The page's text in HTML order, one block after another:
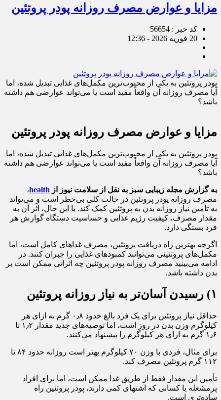
مزایا و عوارض مصرف روزانه پودر پروتئین
کد خبر : 56654
20 فوریه 2026 - 12:36
پودر پروتئین به یکی از محبوب‌ترین مکمل‌های غذایی تبدیل شده، اما
آیا مصرف روزانه آن واقعاً مفید است یا می‌تواند عوارضی هم داشته
باشد؟
مزایا و عوارض مصرف روزانه پودر پروتئین
پودر پروتئین به یکی از محبوب‌ترین مکمل‌های غذایی تبدیل شده، اما
آیا مصرف روزانه آن واقعاً مفید است یا می‌تواند عوارضی هم داشته
باشد؟
به گزارش مجله زیبایی سبز به نقل از سلامت نیوز از health،
مصرف روزانه پودر پروتئین در حالت کلی بی‌خطر است و می‌تواند
به تأمین نیاز روزانه بدن به پروتئین کمک کند. با این حال، اثر آن به
مقدار مصرف، کیفیت رژیم غذایی و حساسیت دستگاه گوارش هر
فرد بستگی دارد.
اگرچه بهترین راه دریافت پروتئین، مصرف غذاهای کامل است، اما
مکمل‌های پروتئینی می‌توانند کمبودهای غذایی را جبران کنند. در
ادامه می‌بینید مصرف روزانه پودر پروتئین چه اثراتی ممکن است بر
بدن داشته باشد.
۱) رسیدن آسان‌تر به نیاز روزانه پروتئین
حداقل نیاز پروتئین برای یک فرد بالغ حدود ۰٫۸ گرم به ازای هر
کیلوگرم وزن بدن در روز است، اما توصیه‌های جدید مقدار ۱٫۲ تا
۱٫۶ گرم به ازای هر کیلوگرم را پیشنهاد می‌کنند.
برای مثال، فردی با وزن ۷۰ کیلوگرم بهتر است روزانه حدود ۸۴ تا
۱۱۲ گرم پروتئین مصرف کند.
تأمین این مقدار فقط از طریق غذا ممکن است، اما برای افراد
پرمشغله یا کسانی که اشتهای کمی دارند، پودر پروتئین راه
ساده‌تری است.